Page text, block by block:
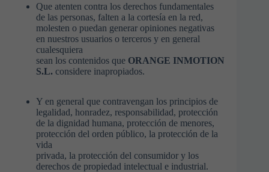
Que atenten contra los derechos fundamentales
de las personas, falten a la cortesía en la red,
molesten o puedan generar opiniones negativas
en nuestros usuarios o terceros y en general
cualesquiera
sean los contenidos que ORANGE INMOTION
S.L. considere inapropiados.
Y en general que contravengan los principios de
legalidad, honradez, responsabilidad, protección
de la dignidad humana, protección de menores,
protección del orden público, la protección de la
vida
privada, la protección del consumidor y los
derechos de propiedad intelectual e industrial.